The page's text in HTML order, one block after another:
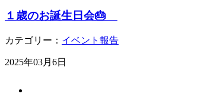
１歳のお誕生日会🎂
カテゴリー： イベント報告
2025年03月6日